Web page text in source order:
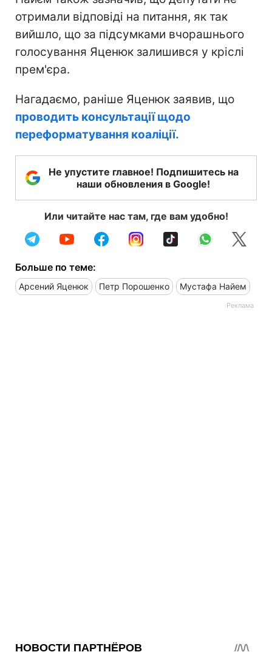
отримали відповіді на питання, як так
вийшло, що за підсумками вчорашнього
голосування Яценюк залишився у кріслі
прем'єра.
Нагадаємо, раніше Яценюк заявив, що
проводить консультації щодо
переформатування коаліції.
Не упустите главное! Подпишитесь на
наши обновления в Google!
Или читайте нас там, где вам удобно!
Больше по теме:
Арсений Яценюк Петр Порошенко Мустафа Найем